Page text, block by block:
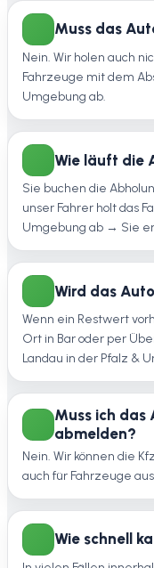
Muss das
Nein. Wir holen auch
Fahrzeuge mit dem
Umgebung ab.
Wie läuft die
Sie buchen die
unser Fahrer holt das
Umgebung ab → Sie
Wird das
Wenn ein Restwert
Ort in Bar oder per
Landau in der Pfalz &
Muss ich das
abmelden?
Nein. Wir können die
auch für Fahrzeuge
Wie schnell